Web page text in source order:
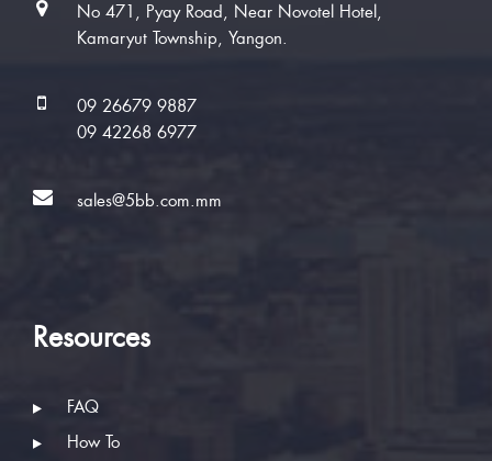
No 471, Pyay Road, Near Novotel Hotel,
Kamaryut Township, Yangon.
09 26679 9887
09 42268 6977
sales@5bb.com.mm
Resources
FAQ
How To